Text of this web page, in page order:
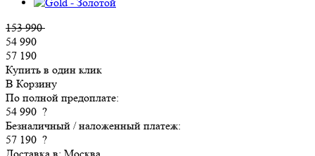
153 990
54 990
57 190
Купить в один клик
В Корзину
По полной предоплате:
54 990 ?
Безналичный / наложенный платеж:
57 190 ?